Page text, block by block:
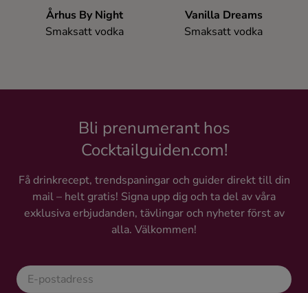
Rom
Whisky
Ingredienser
Århus By Night
Smaksatt vodka
Vanilla Dreams
Smaksatt vodka
Bli prenumerant hos
Cocktailguiden.com!
Få drinkrecept, trendspaningar och guider direkt till din
mail – helt gratis! Signa upp dig och ta del av våra
exklusiva erbjudanden, tävlingar och nyheter först av
alla. Välkommen!